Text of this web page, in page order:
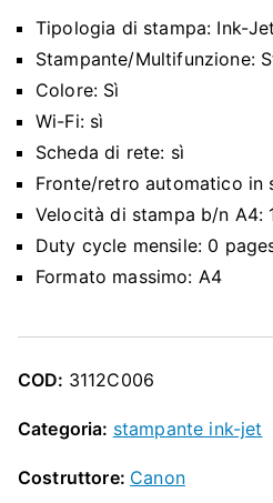
Tipologia di stampa: Ink-Jet
Stampante/Multifunzione:
Colore: Sì
Wi-Fi: sì
Scheda di rete: sì
Fronte/retro automatico in
Velocità di stampa b/n A4:
Duty cycle mensile: 0
Formato massimo: A4
COD: 3112C006
Categoria: stampante ink-jet
Costruttore: Canon